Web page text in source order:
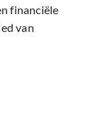
financiële
van